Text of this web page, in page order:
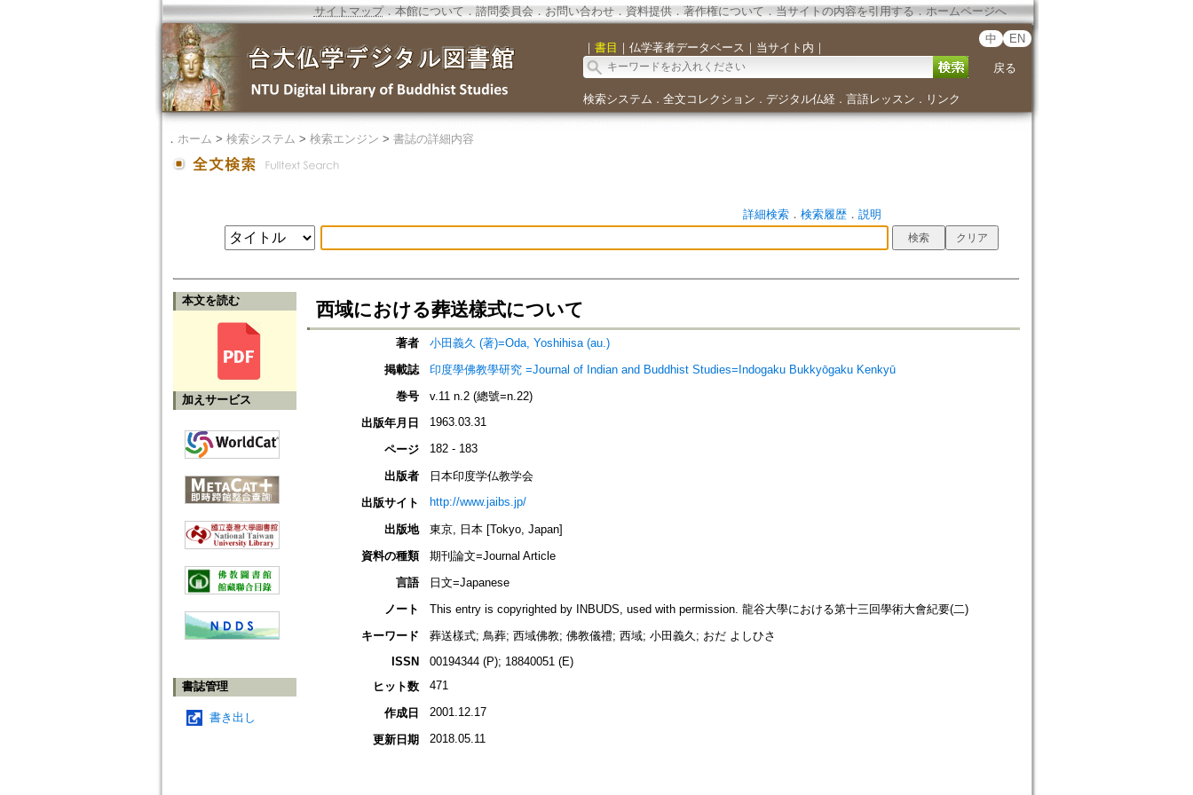
サイトマップ．本館について ． 諮問委員会． お問い合わせ． 資料提供． 著作権について．当サイトの内容を引用する ． ホームページへ
｜ 書目 ｜ 仏学著者データベース ｜ 当サイト内 ｜
中 EN
戻る
検索システム ． 全文コレクション ． デジタル仏経． 言語レッスン ． リンク
． ホーム > 検索システム > 検索エンジン > 書誌の詳細内容
詳細検索． 検索履歴． 説明
本文を読む
加えサービス
書誌管理
書き出し
西域における葬送樣式について
著者
小田義久 (著)=Oda, Yoshihisa (au.)
掲載誌
印度學佛教學研究 =Journal of Indian and Buddhist Studies=Indogaku Bukkyōgaku Kenkyū
巻号
v.11 n.2 (總號=n.22)
出版年月日
1963.03.31
ページ 182 - 183
出版者
日本印度学仏教学会
出版サイト
http://www.jaibs.jp/
出版地
東京, 日本 [Tokyo, Japan]
資料の種類
期刊論文=Journal Article
言語
日文=Japanese
ノート
This entry is copyrighted by INBUDS, used with permission. 龍谷大學における第十三回學術大會紀要(二)
キーワード
葬送樣式; 鳥葬; 西域佛教; 佛教儀禮; 西域; 小田義久; おだ よしひさ
ISSN
00194344 (P); 18840051 (E)
ヒット数
471
作成日 2001.12.17
更新日期 2018.05.11